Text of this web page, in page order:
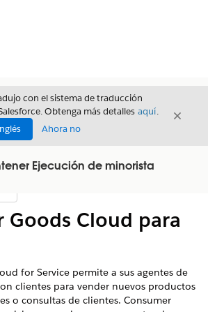
con el sistema de traducción
Obtenga más detalles aquí.
Ahora no
Cerrar
Ejecución de minorista
de materias
Goods Cloud para
for Service permite a sus agentes de
clientes para vender nuevos productos
o consultas de clientes. Consumer